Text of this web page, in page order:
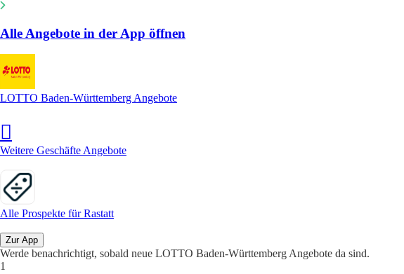
Alle Angebote in der App öffnen
LOTTO Baden-Württemberg Angebote
Weitere Geschäfte Angebote
Alle Prospekte für Rastatt
Zur App
Werde benachrichtigt, sobald neue LOTTO Baden-Württemberg Angebote da sind.